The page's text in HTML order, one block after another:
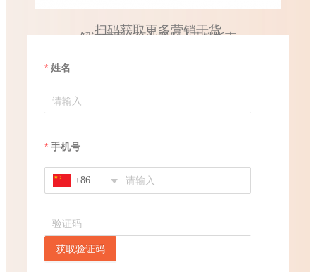
扫码获取更多营销干货
解决方案 / 行业案例 / 营销指南